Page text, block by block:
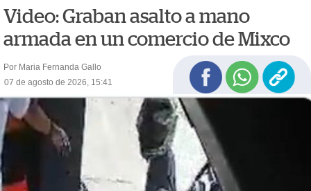
Video: Graban asalto a mano
armada en un comercio de Mixco
Por Maria Fernanda Gallo
07 de agosto de 2026, 15:41